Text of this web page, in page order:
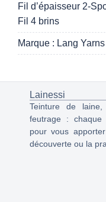
Fil d’épaisseur 2-
Fil 4 brins
Marque : Lang Yarns
Lainessi
Teinture de laine,
feutrage : chaque
pour vous
découverte ou la